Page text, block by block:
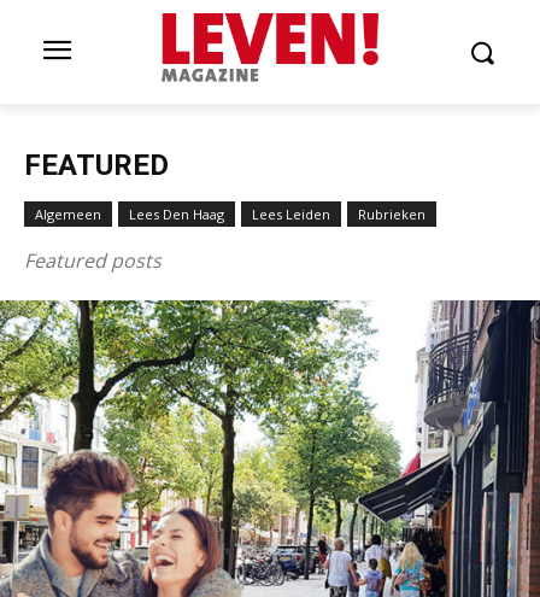
FEATURED
Algemeen Lees Den Haag Lees Leiden Rubrieken
Featured posts